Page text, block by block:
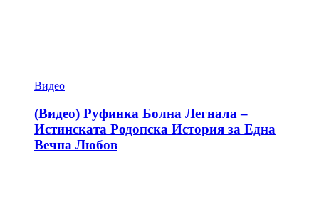
Видео
(Видео) Руфинка Болна Легнала –
Истинската Родопска История за Една
Вечна Любов